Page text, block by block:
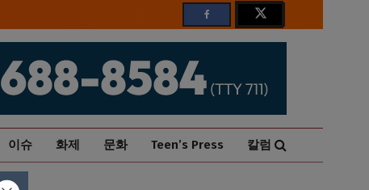
이슈 화제 문화 Teen’s Press 칼럼